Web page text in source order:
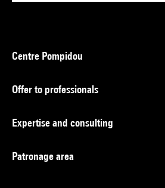
Centre Pompidou
Offer to professionals
Expertise and consulting
Patronage area